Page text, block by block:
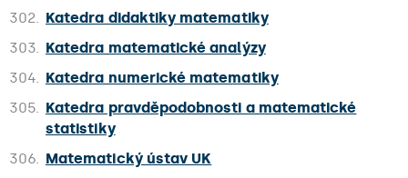
302. Katedra didaktiky matematiky
303. Katedra matematické analýzy
304. Katedra numerické matematiky
305. Katedra pravděpodobnosti a matematické
statistiky
306. Matematický ústav UK